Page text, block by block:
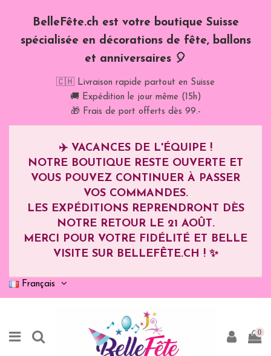
BelleFête.ch est votre boutique Suisse
spécialisée en décorations de fête, ballons
et anniversaires 🎈
🇨🇭 Livraison rapide partout en Suisse
🚚 Expédition le jour même (15h)
🎁 Frais de port offerts dès 99.-
✈️ VACANCES DE L'ÉQUIPE !
NOTRE BOUTIQUE RESTE OUVERTE ET
VOUS POUVEZ CONTINUER À PASSER
VOS COMMANDES.
LES EXPÉDITIONS REPRENDRONT DÈS
NOTRE RETOUR LE 21 AOÛT.
MERCI POUR VOTRE FIDÉLITÉ ET BELLE
VISITE SUR BELLEFÊTE.CH ! ✨
Français
0